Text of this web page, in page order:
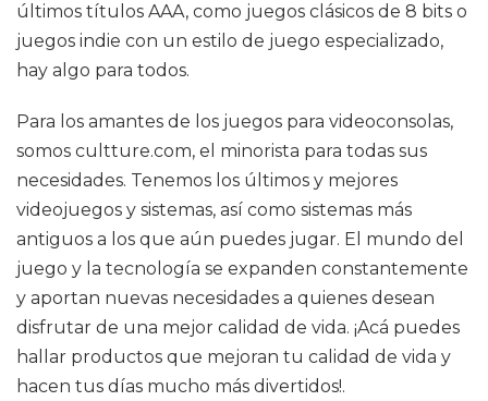
últimos títulos AAA, como juegos clásicos de 8 bits o
juegos indie con un estilo de juego especializado,
hay algo para todos.
Para los amantes de los juegos para videoconsolas,
somos cultture.com, el minorista para todas sus
necesidades. Tenemos los últimos y mejores
videojuegos y sistemas, así como sistemas más
antiguos a los que aún puedes jugar. El mundo del
juego y la tecnología se expanden constantemente
y aportan nuevas necesidades a quienes desean
disfrutar de una mejor calidad de vida. ¡Acá puedes
hallar productos que mejoran tu calidad de vida y
hacen tus días mucho más divertidos!.